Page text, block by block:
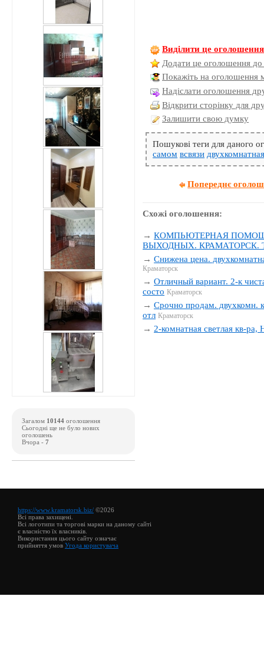
Виділити це оголошення
Додати це оголошення до
Покажіть на оголошення
Надіслати оголошення
Відкрити сторінку для
Залишити свою думку
Пошукові теги для даного
самом всвязи
Попереднє
Схожі оголошення:
→КОМПЬЮТЕРНАЯ
ВЫХОДНЫХ. КРАМАТОРСК.
→Снижена цена.
Краматорск
→Отличный вариант. 2-к
состо Краматорск
→Срочно продам. двухкомн.
отл Краматорск
→ 2-комнатная светлая кв-
Загалом 10144 оголошення
Сьогодні ще не було нових
оголошень
Вчора - 7
https://www.kramatorsk.biz/ ©2026
Всі права захищені.
Всі логотипи та торгові марки на даному сайті
є власністю їх власників.
Використання цього сайту означає
прийняття умов Угода користувача